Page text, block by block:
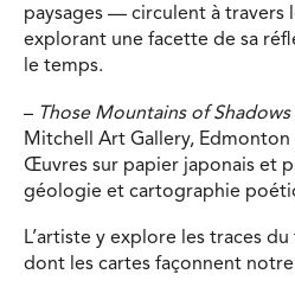
paysages — circulent à travers
explorant une facette de sa
le temps.
– Those Mountains of
Mitchell Art Gallery, Edmonton
Œuvres sur papier japonais et
géologie et cartographie
L’artiste y explore les traces
dont les cartes façonnent